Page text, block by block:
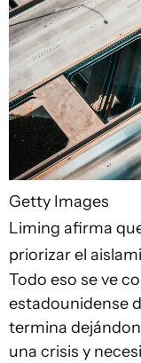
Getty Images
Liming afirma
priorizar el
Todo eso se ve
estadounidense
termina
una crisis y